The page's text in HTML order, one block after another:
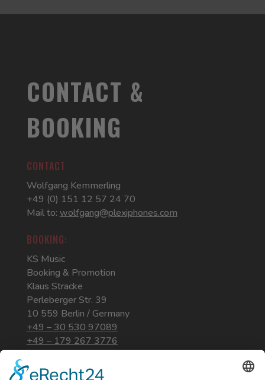
CONTACT &
BOOKING
CONTACT
Wolfgang Kemmerling
+49 (0) 151 12 57 24 70
Mail to: wolfgang@plexiphones.com
BOOKING:
KS Music
Booking & Promotion
Klaus Stracke
Perleberger Str. 39
10 559 Berlin / Germany
+49 – 30 530 97089
+49 – 179 267 3776